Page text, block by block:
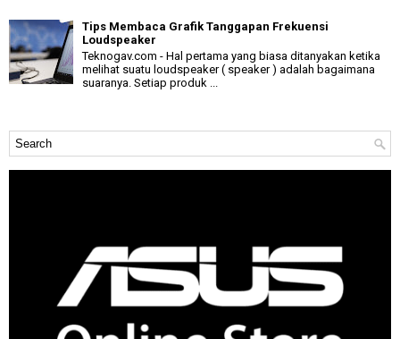
Tips Membaca Grafik Tanggapan Frekuensi
Loudspeaker
Teknogav.com - Hal pertama yang biasa ditanyakan ketika
melihat suatu loudspeaker ( speaker ) adalah bagaimana
suaranya. Setiap produk ...